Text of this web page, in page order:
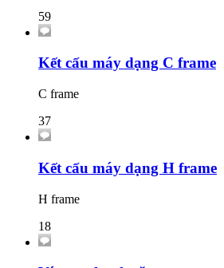
59
Kết cấu máy dạng C frame
C frame
37
Kết cấu máy dạng H frame
H frame
18